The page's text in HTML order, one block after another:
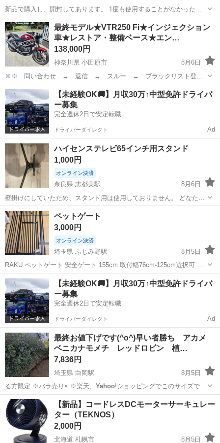
新品で購入し、開封してあります。 1度も使用することがなかったの
で開封しただけのほぼ未使用品になります。 購入しましたが使用する
機会が全くないため出品しました。 カラー トライアングルホワイト
タープテント2.5m×2.5m...
千葉 柏市 新柏駅 その他 タープテント
最終モデル★VTR250 Fi★インジェクション
車★レストア・整備ベース★エン…
138,000円
神奈川県 小田原市
8月6日
※※ 問い合わせ → 返信 → スルー → ブラックリスト登
録 ※※ 致します。良く考えてからお問い合わせください。 【販売者
と購入者は対等だと考えております】 ●お客様精神の強い方 ●上から
目線の方 ●言葉のキャッ...
神奈川 小田原市 ホンダ クラッチ
【未経験OK🚚】月収30万↑中型免許ドライバ
ー募集
完全週休2日で安定転職
ドライバーダイレクト Ad
ハイセンステレビ65インチ用スタンド
1,000円
オンライン決済
奈良県 志都美駅
8月6日
壁掛けにしていたため、スタンド用は使用しておりません。 どなたか
いかがでしょうか？ 本体幅約1460mm 高さ(スタンド含む)約908mm 奥
行き(スタンド含む)約365mm 高さ(スタンドなし)約847mm スタンドは
左...
奈良 香芝市 志都美駅
ペットゲート
3,000円
オンライン決済
埼玉県 ふじみ野駅
8月5日
RAKU ペットゲート 安全ゲート 155cm 取付幅76cm-125cm選択可 猫
脱走防止フェンス 3.5cm柵間隔 ベビーゲート ペットフェンス ハイタ
イプ https://store.shopping.yahoo.co...
埼玉 ふじみ野市 ふじみ野駅 その他 フェンス
【未経験OK🚚】月収30万↑中型免許ドライバ
ー募集
完全週休2日で安定転職
ドライバーダイレクト Ad
最終お値下げです(^o^)早い者勝ち アカメ
ベニカナモメチ レッドロビン 植…
7,836円
埼玉県 白岡駅
8月5日
る方限定 ※バラ売り× ※楽天、 Yahoo!ショッピングでこのサイズで1
本20…
埼玉 白岡市 白岡駅 その他 アカメ
【新品】コードレスDCモーターサーキュレー
ター（TEKNOS）
2,000円
北海道 札幌市 8月5日